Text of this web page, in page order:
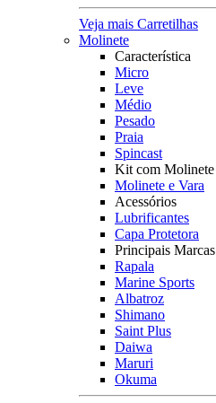
Veja mais Carretilhas
Molinete
Característica
Micro
Leve
Médio
Pesado
Praia
Spincast
Kit com Molinete
Molinete e Vara
Acessórios
Lubrificantes
Capa Protetora
Principais Marcas
Rapala
Marine Sports
Albatroz
Shimano
Saint Plus
Daiwa
Maruri
Okuma